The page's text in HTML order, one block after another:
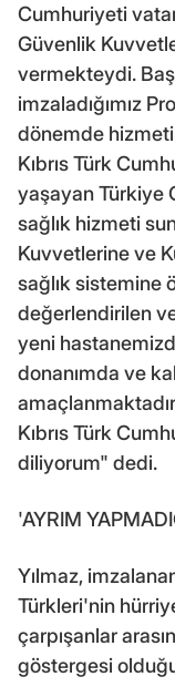
Cumhuriyeti
Güvenlik
vermekteydi.
imzaladığımız
dönemde
Kıbrıs Türk
yaşayan Türkiye
sağlık hizmeti
Kuvvetlerine ve
sağlık sistemine
değerlendirilen
yeni
donanımda ve
Kıbrıs Türk
diliyorum" dedi.
'AYRIM
Yılmaz,
Türkleri'nin
çarpışanlar
göstergesi